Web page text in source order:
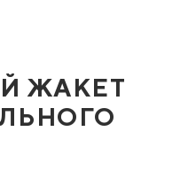
ЖАКЕТ